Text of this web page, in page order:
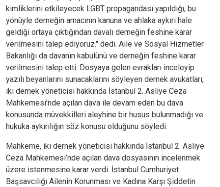
kimliklerini etkileyecek LGBT propagandası yapıldığı, bu
yönüyle derneğin amacının kanuna ve ahlaka aykırı hale
geldiği ortaya çıktığından davalı derneğin feshine karar
verilmesini talep ediyoruz." dedi. Aile ve Sosyal Hizmetler
Bakanlığı da davanın kabulünü ve derneğin feshine karar
verilmesini talep etti. Dosyaya gelen evrakları inceleyip
yazılı beyanlarını sunacaklarını söyleyen dernek avukatları,
iki dernek yöneticisi hakkında İstanbul 2. Asliye Ceza
Mahkemesi’nde açılan dava ile devam eden bu dava
konusunda müvekkilleri aleyhine bir husus bulunmadığı ve
hukuka aykırılığın söz konusu olduğunu söyledi.
Mahkeme, iki dernek yöneticisi hakkında İstanbul 2. Asliye
Ceza Mahkemesi’nde açılan dava dosyasının incelenmek
üzere istenmesine karar verdi. İstanbul Cumhuriyet
Başsavcılığı Ailenin Korunması ve Kadına Karşı Şiddetin